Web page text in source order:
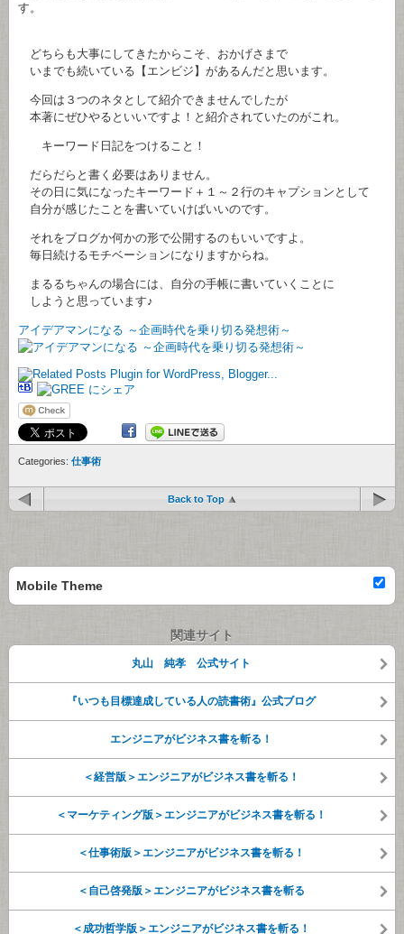
す。
どちらも大事にしてきたからこそ、おかげさまで
いまでも続いている【エンビジ】があるんだと思います。
今回は３つのネタとして紹介できませんでしたが
本著にぜひやるといいですよ！と紹介されていたのがこれ。
キーワード日記をつけること！
だらだらと書く必要はありません。
その日に気になったキーワード＋１～２行のキャプションとして
自分が感じたことを書いていけばいいのです。
それをブログか何かの形で公開するのもいいですよ。
毎日続けるモチベーションになりますからね。
まるるちゃんの場合には、自分の手帳に書いていくことに
しようと思っています♪
アイデアマンになる ～企画時代を乗り切る発想術～
Categories: 仕事術
Back to Top
Mobile Theme
関連サイト
丸山 純孝 公式サイト
『いつも目標達成している人の読書術』公式ブログ
エンジニアがビジネス書を斬る！
＜経営版＞エンジニアがビジネス書を斬る！
＜マーケティング版＞エンジニアがビジネス書を斬る！
＜仕事術版＞エンジニアがビジネス書を斬る！
＜自己啓発版＞エンジニアがビジネス書を斬る
＜成功哲学版＞エンジニアがビジネス書を斬る！